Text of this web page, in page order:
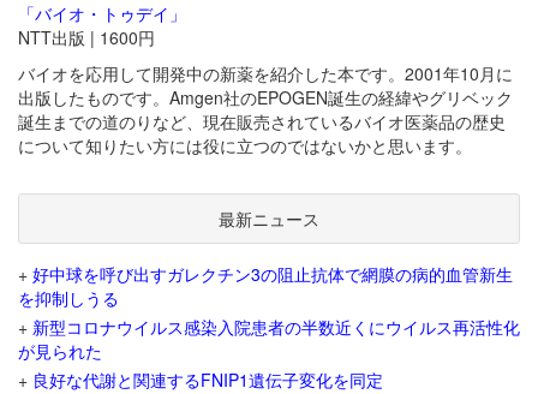
「バイオ・トゥデイ」
NTT出版 | 1600円
バイオを応用して開発中の新薬を紹介した本です。2001年10月に
出版したものです。Amgen社のEPOGEN誕生の経緯やグリベック
誕生までの道のりなど、現在販売されているバイオ医薬品の歴史
について知りたい方には役に立つのではないかと思います。
最新ニュース
+ 好中球を呼び出すガレクチン3の阻止抗体で網膜の病的血管新生
を抑制しうる
+ 新型コロナウイルス感染入院患者の半数近くにウイルス再活性化
が見られた
+ 良好な代謝と関連するFNIP1遺伝子変化を同定